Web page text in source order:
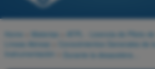
Home Materias
ATPL - Licencia de Piloto
Líneas Aéreas
Conocimientos Generales de
Instrumentación